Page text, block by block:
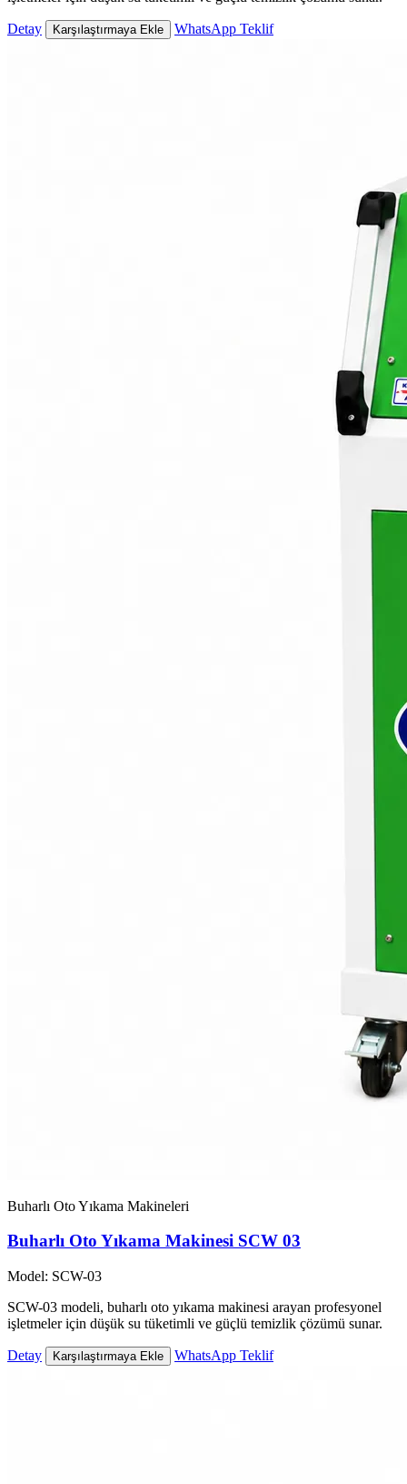
Detay Karşılaştırmaya Ekle WhatsApp Teklif
Buharlı Oto Yıkama Makineleri
Buharlı Oto Yıkama Makinesi SCW 03
Model: SCW-03
SCW-03 modeli, buharlı oto yıkama makinesi arayan profesyonel
işletmeler için düşük su tüketimli ve güçlü temizlik çözümü sunar.
Detay Karşılaştırmaya Ekle WhatsApp Teklif